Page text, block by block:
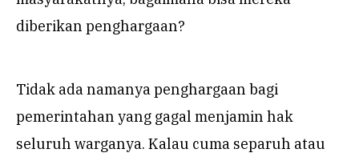
diberikan penghargaan?
Tidak ada namanya penghargaan bagi
pemerintahan yang gagal menjamin hak
seluruh warganya. Kalau cuma separuh atau